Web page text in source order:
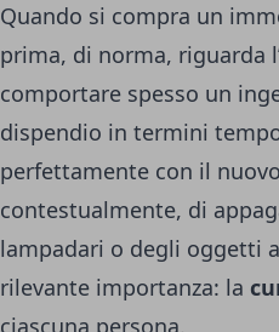
Quando si compra un
prima, di norma, riguarda
comportare spesso un
dispendio in termini
perfettamente con il nuovo
contestualmente, di
lampadari o degli oggetti
rilevante importanza: la
ciascuna persona.